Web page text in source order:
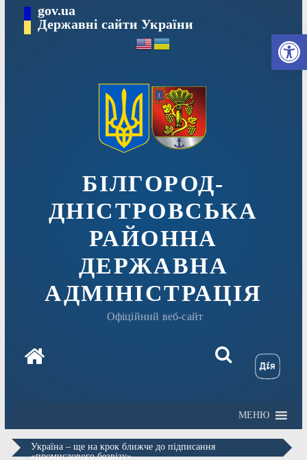
вмісту
gov.ua
Державні сайти України
БІЛГОРОД-
ДНІСТРОВСЬКА
РАЙОННА
ДЕРЖАВНА
АДМІНІСТРАЦІЯ
Офіційний веб-сайт
МЕНЮ
Україна – ще на крок ближче до підписання
«промислового безвізу»